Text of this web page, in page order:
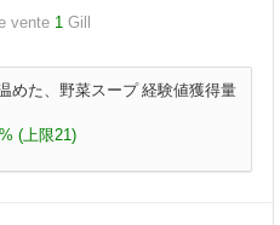
vente 1 Gill
めた、野菜スープ 経験値獲得量
(上限21)